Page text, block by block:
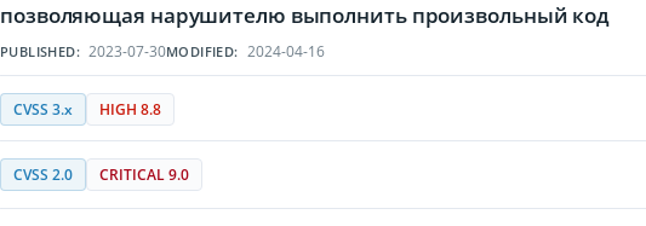
позволяющая нарушителю выполнить произвольный код
PUBLISHED: 2023-07-30MODIFIED: 2024-04-16
CVSS 3.x HIGH 8.8
CVSS 2.0 CRITICAL 9.0